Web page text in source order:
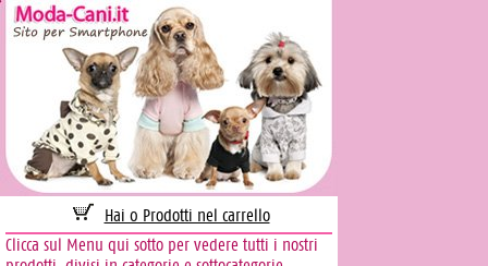
Hai 0 Prodotti nel carrello
Clicca sul Menu qui sotto per vedere tutti i nostri